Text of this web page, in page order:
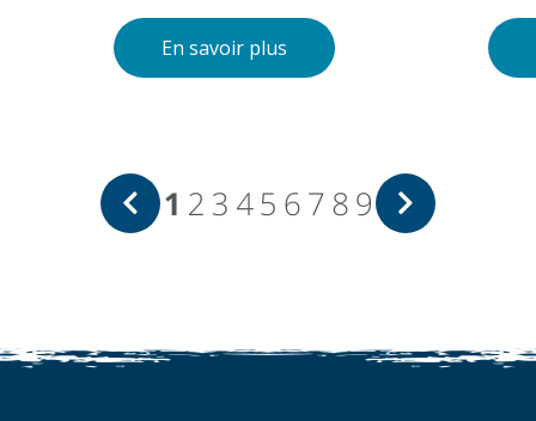
En savoir plus
1 23 45 67 89